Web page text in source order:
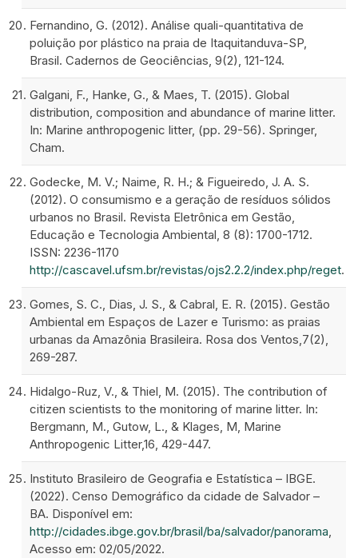
Fernandino, G. (2012). Análise quali-quantitativa de
poluição por plástico na praia de Itaquitanduva-SP,
Brasil. Cadernos de Geociências, 9(2), 121-124.
Galgani, F., Hanke, G., & Maes, T. (2015). Global
distribution, composition and abundance of marine litter.
In: Marine anthropogenic litter, (pp. 29-56). Springer,
Cham.
Godecke, M. V.; Naime, R. H.; & Figueiredo, J. A. S.
(2012). O consumismo e a geração de resíduos sólidos
urbanos no Brasil. Revista Eletrônica em Gestão,
Educação e Tecnologia Ambiental, 8 (8): 1700-1712.
ISSN: 2236-1170
http://cascavel.ufsm.br/revistas/ojs2.2.2/index.php/reget.
Gomes, S. C., Dias, J. S., & Cabral, E. R. (2015). Gestão
Ambiental em Espaços de Lazer e Turismo: as praias
urbanas da Amazônia Brasileira. Rosa dos Ventos,7(2),
269-287.
Hidalgo-Ruz, V., & Thiel, M. (2015). The contribution of
citizen scientists to the monitoring of marine litter. In:
Bergmann, M., Gutow, L., & Klages, M, Marine
Anthropogenic Litter,16, 429-447.
Instituto Brasileiro de Geografia e Estatística – IBGE.
(2022). Censo Demográfico da cidade de Salvador –
BA. Disponível em:
http://cidades.ibge.gov.br/brasil/ba/salvador/panorama,
Acesso em: 02/05/2022.